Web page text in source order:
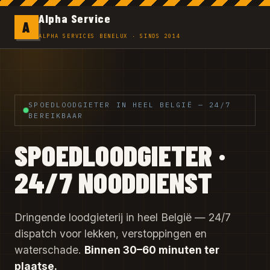
A Alpha Service
ALPHA SERVICES BENELUX · SINDS 2014
SPOEDLOODGIETER IN HEEL BELGIË — 24/7
BEREIKBAAR
SPOEDLOODGIETER ·
24/7 NOODDIENST
Dringende loodgieterij in heel België — 24/7
dispatch voor lekken, verstoppingen en
waterschade. Binnen 30–60 minuten ter
plaatse.